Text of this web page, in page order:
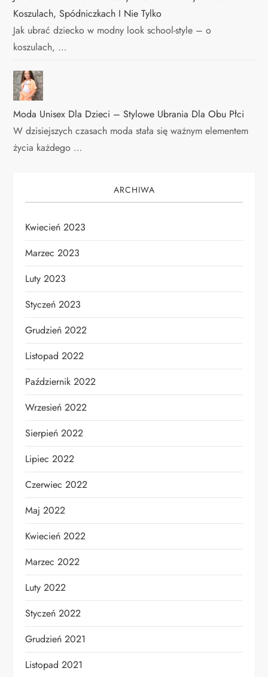
Koszulach, Spódniczkach I Nie Tylko
Jak ubrać dziecko w modny look school-style – o
koszulach, …
Moda Unisex Dla Dzieci – Stylowe Ubrania Dla Obu Płci
W dzisiejszych czasach moda stała się ważnym elementem
życia każdego …
ARCHIWA
Kwiecień 2023
Marzec 2023
Luty 2023
Styczeń 2023
Grudzień 2022
Listopad 2022
Październik 2022
Wrzesień 2022
Sierpień 2022
Lipiec 2022
Czerwiec 2022
Maj 2022
Kwiecień 2022
Marzec 2022
Luty 2022
Styczeń 2022
Grudzień 2021
Listopad 2021